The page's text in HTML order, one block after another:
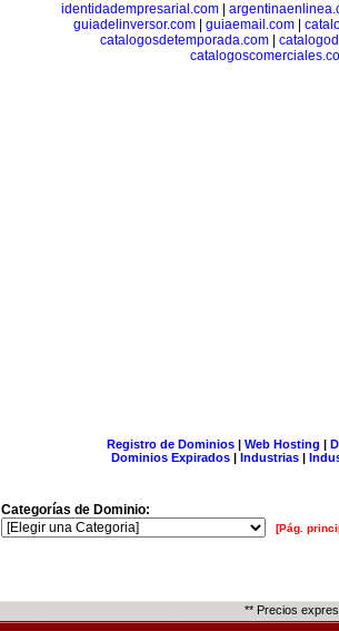
identidadempresarial.com
guiadelinversor.com| guiaemail.com|
catalogosdetemporada.com|
Registro de Dominios| Web Hosting |
Dominios Expirados | Industrias |
Categorías de Dominio:
[Pág.
** Precios